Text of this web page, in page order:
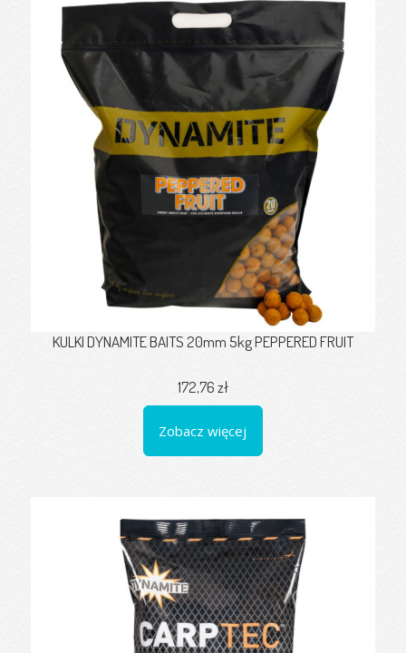
KULKI DYNAMITE BAITS 20mm 5kg PEPPERED FRUIT
172,76 zł
Zobacz więcej